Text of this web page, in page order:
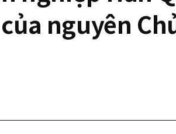
nguyên